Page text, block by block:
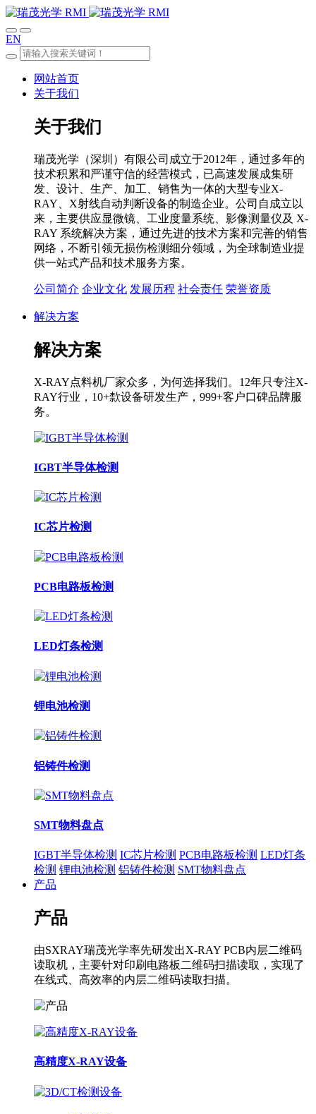
EN
网站首页
关于我们
关于我们
瑞茂光学（深圳）有限公司成立于2012年，通过多年的
技术积累和严谨守信的经营模式，已高速发展成集研
发、设计、生产、加工、销售为一体的大型专业X-
RAY、X射线自动判断设备的制造企业。公司自成立以
来，主要供应显微镜、工业度量系统、影像测量仪及 X-
RAY 系统解决方案，通过先进的技术方案和完善的销售
网络，不断引领无损伤检测细分领域，为全球制造业提
供一站式产品和技术服务方案。
公司简介 企业文化 发展历程 社会责任 荣誉资质
解决方案
解决方案
X-RAY点料机厂家众多，为何选择我们。12年只专注X-
RAY行业，10+歀设备研发生产，999+客户口碑品牌服
务。
IGBT半导体检测
IC芯片检测
PCB电路板检测
LED灯条检测
锂电池检测
铝铸件检测
SMT物料盘点
IGBT半导体检测 IC芯片检测 PCB电路板检测 LED灯条
检测 锂电池检测 铝铸件检测 SMT物料盘点
产品
产品
由SXRAY瑞茂光学率先研发出X-RAY PCB内层二维码
读取机，主要针对印刷电路板二维码扫描读取，实现了
在线式、高效率的内层二维码读取扫描。
高精度X-RAY设备